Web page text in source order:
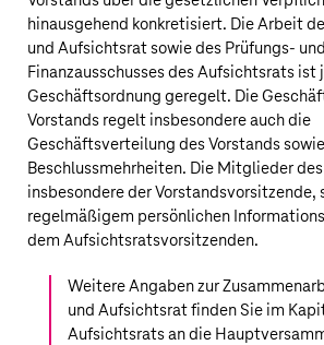
hinausgehend konkretisiert. Die Arbeit
und Aufsichtsrat sowie des Prüfungs- und
Finanzausschusses des Aufsichtsrats ist
Geschäftsordnung geregelt. Die
Vorstands regelt insbesondere auch die
Geschäftsverteilung des Vorstands
Beschlussmehrheiten. Die Mitglieder
insbesondere der Vorstandsvorsitzende,
regelmäßigem persönlichen
dem Aufsichtsratsvorsitzenden.
Weitere Angaben zur
und Aufsichtsrat finden Sie im
Aufsichtsrats an die